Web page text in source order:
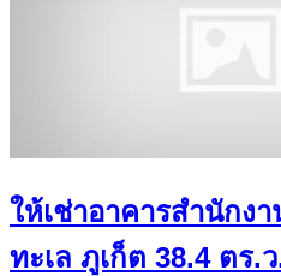
ให้เช่าอาคารสำนักง
ทะเล ภูเก็ต 38.4 ตร